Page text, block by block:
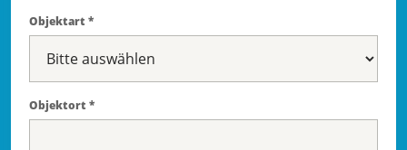
Objektart *
Objektort *